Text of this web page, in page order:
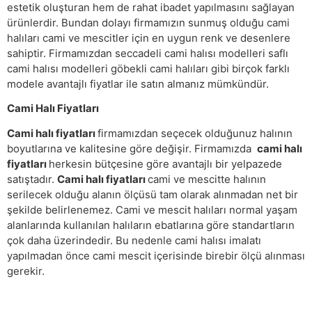
estetik oluşturan hem de rahat ibadet yapılmasını sağlayan
ürünlerdir. Bundan dolayı firmamızın sunmuş olduğu cami
halıları cami ve mescitler için en uygun renk ve desenlere
sahiptir. Firmamızdan seccadeli cami halısı modelleri saflı
cami halısı modelleri göbekli cami halıları gibi birçok farklı
modele avantajlı fiyatlar ile satın almanız mümkündür.
Cami Halı Fiyatları
Cami halı fiyatlarıfirmamızdan seçecek olduğunuz halının
boyutlarına ve kalitesine göre değişir. Firmamızda cami halı
fiyatları herkesin bütçesine göre avantajlı bir yelpazede
satıştadır. Cami halı fiyatlarıcami ve mescitte halının
serilecek olduğu alanın ölçüsü tam olarak alınmadan net bir
şekilde belirlenemez. Cami ve mescit halıları normal yaşam
alanlarında kullanılan halıların ebatlarına göre standartların
çok daha üzerindedir. Bu nedenle cami halısı imalatı
yapılmadan önce cami mescit içerisinde birebir ölçü alınması
gerekir.